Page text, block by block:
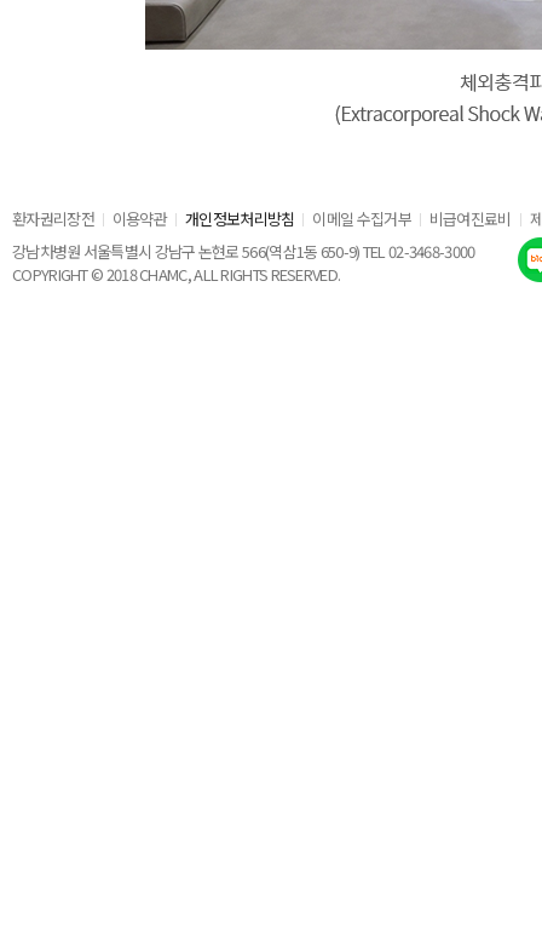
환자권리장전 이용약관 개인정보처리방침 이메일 수집거부 비급여진료비
강남차병원 서울특별시 강남구 논현로 566(역삼1동 650-9) TEL 02-3468-3000
COPYRIGHT © 2018 CHAMC, ALL RIGHTS RESERVED.